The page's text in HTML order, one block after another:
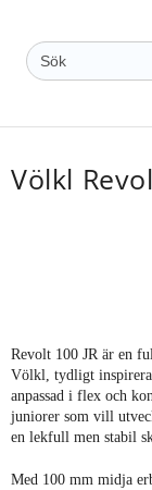
Sök
efter:
Völkl
Revolt 100 JR är en
Völkl, tydligt
anpassad i flex och
juniorer som vill
en lekfull men stabil
Med 100 mm midja